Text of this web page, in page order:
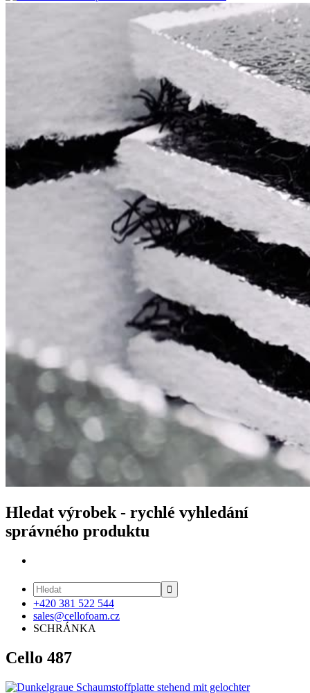
Hledat výrobek - rychlé vyhledání
správného produktu

+420 381 522 544
sales@cellofoam.cz
SCHRÁNKA
Cello 487